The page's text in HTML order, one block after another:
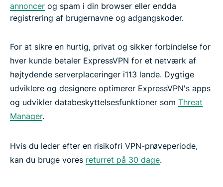
annoncer og spam i din browser eller endda
registrering af brugernavne og adgangskoder.
For at sikre en hurtig, privat og sikker forbindelse for
hver kunde betaler ExpressVPN for et netværk af
højtydende serverplaceringer i113 lande. Dygtige
udviklere og designere optimerer ExpressVPN's apps
og udvikler databeskyttelsesfunktioner som Threat
Manager.
Hvis du leder efter en risikofri VPN-prøveperiode,
kan du bruge vores returret på 30 dage.